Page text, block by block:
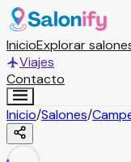
InicioExplorar
Viajes
Contacto
Inicio/Salones/